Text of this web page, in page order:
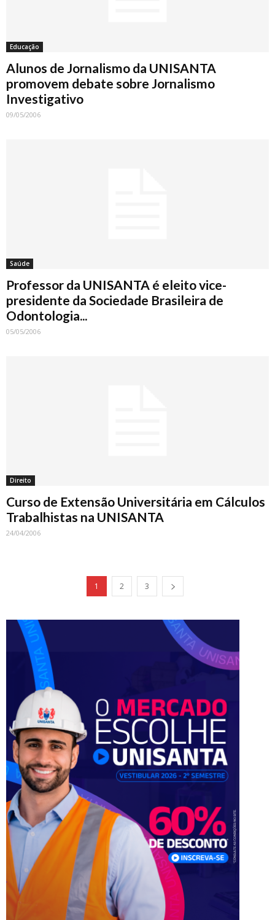
Educação
Alunos de Jornalismo da UNISANTA
promovem debate sobre Jornalismo
Investigativo
09/05/2006
Saúde
Professor da UNISANTA é eleito vice-
presidente da Sociedade Brasileira de
Odontologia...
05/05/2006
Direito
Curso de Extensão Universitária em Cálculos
Trabalhistas na UNISANTA
24/04/2006
1 2 3